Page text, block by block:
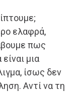
ελαφρά,
πως
μια
ίσως δεν
Αντί να τη